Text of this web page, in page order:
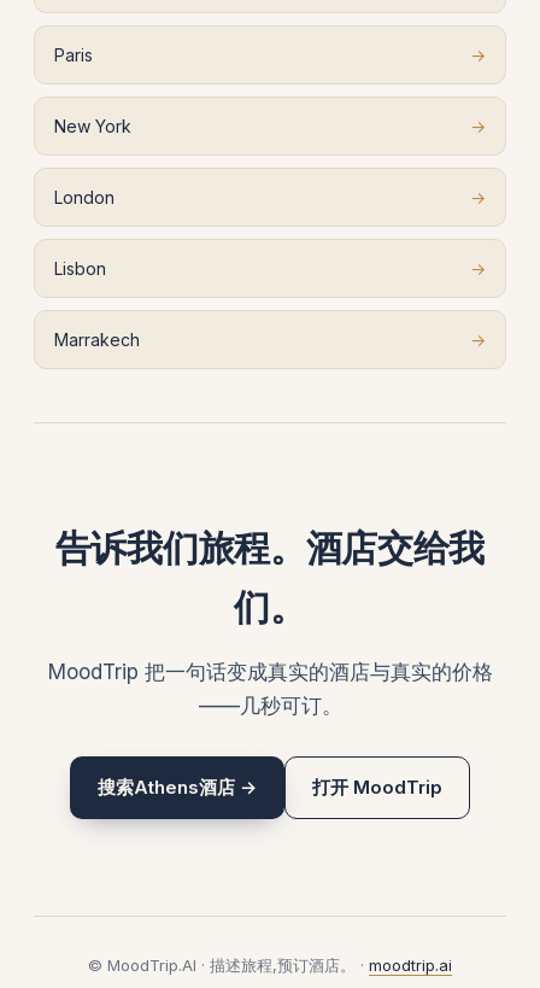
Paris →
New York →
London →
Lisbon →
Marrakech →
告诉我们旅程。酒店交给我
们。
MoodTrip 把一句话变成真实的酒店与真实的价格
——几秒可订。
搜索Athens酒店 → 打开 MoodTrip
© MoodTrip.AI · 描述旅程,预订酒店。 · moodtrip.ai